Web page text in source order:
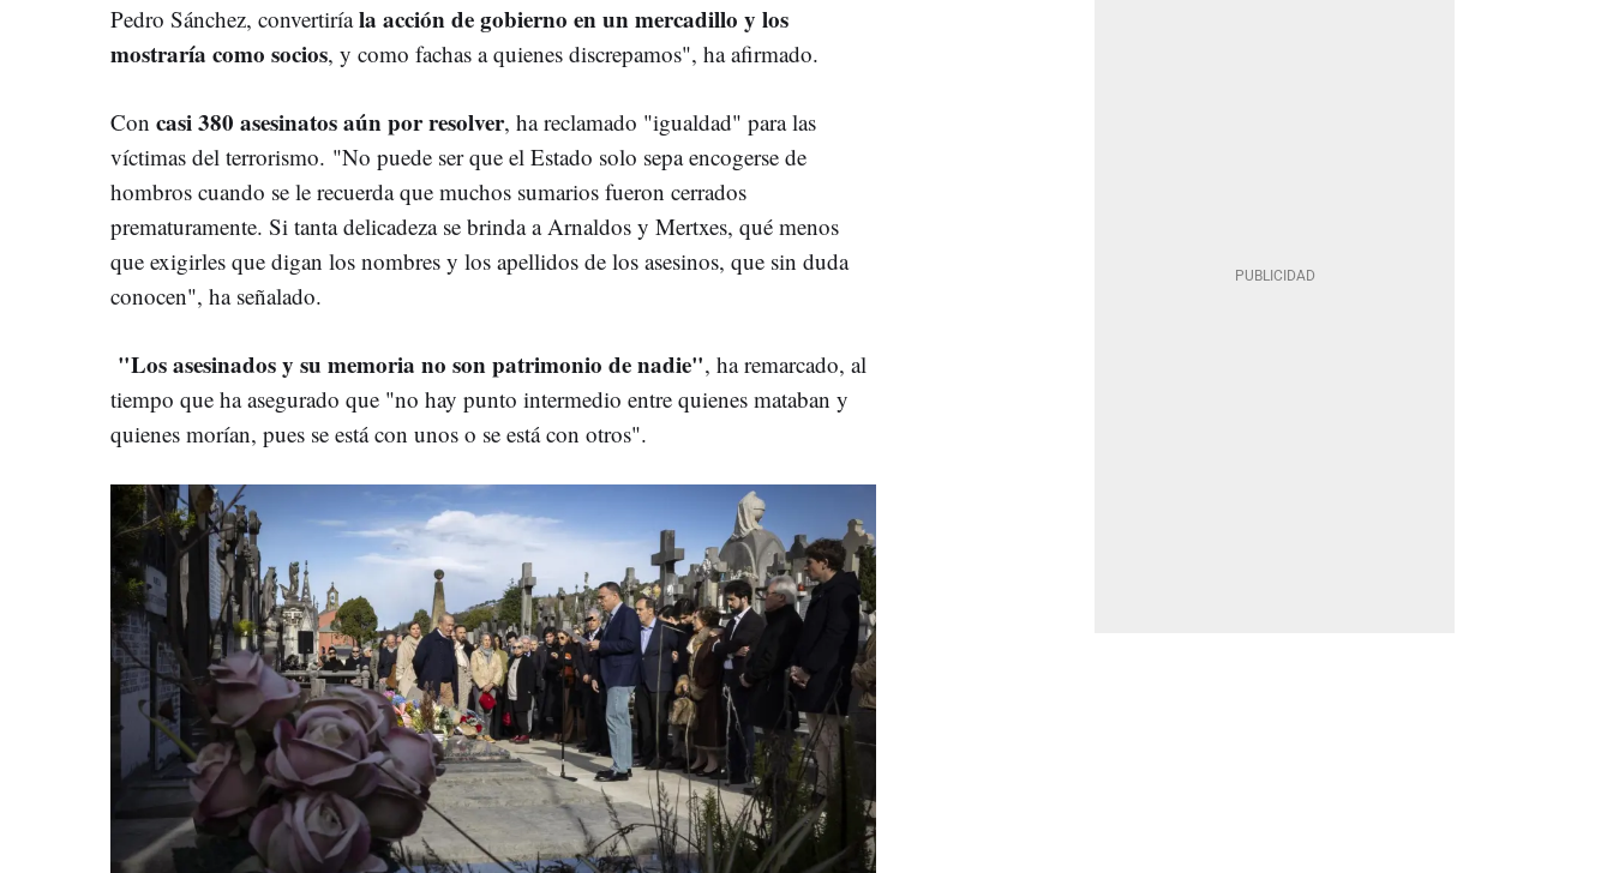
Pedro Sánchez, convertiríala acción de gobierno en un mercadillo y los
mostraría como socios, y como fachas a quienes discrepamos", ha afirmado.
Con casi 380 asesinatos aún por resolver, ha reclamado "igualdad" para las
víctimas del terrorismo. "No puede ser que el Estado solo sepa encogerse de
hombros cuando se le recuerda que muchos sumarios fueron cerrados
prematuramente. Si tanta delicadeza se brinda a Arnaldos y Mertxes, qué menos
que exigirles que digan los nombres y los apellidos de los asesinos, que sin duda
conocen", ha señalado.
"Los asesinados y su memoria no son patrimonio de nadie", ha remarcado, al
tiempo que ha asegurado que "no hay punto intermedio entre quienes mataban y
quienes morían, pues se está con unos o se está con otros".